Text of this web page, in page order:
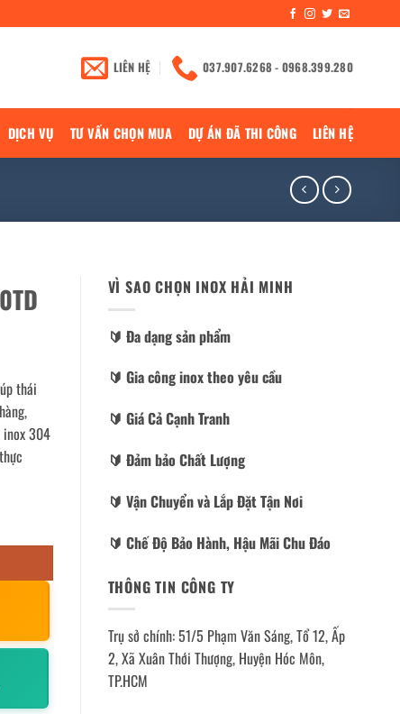
LIÊN HỆ 037.907.6268 - 0968.399.280
DỊCH VỤ TƯ VẤN CHỌN MUA DỰ ÁN ĐÃ THI CÔNG LIÊN HỆ
thái
inox 304
VÌ SAO CHỌN INOX HẢI MINH
🔰️ Đa dạng sản phẩm
🔰️ Gia công inox theo yêu cầu
🔰️ Giá Cả Cạnh Tranh
🔰️ Đảm bảo Chất Lượng
🔰️ Vận Chuyển và Lắp Đặt Tận Nơi
🔰️ Chế Độ Bảo Hành, Hậu Mãi Chu Đáo
THÔNG TIN CÔNG TY
Trụ sở chính: 51/5 Phạm Văn Sáng, Tổ 12, Ấp
2, Xã Xuân Thới Thượng, Huyện Hóc Môn,
TP.HCM